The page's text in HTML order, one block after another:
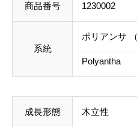
商品番号 1230002
系統
ポリアンサ （
Polyantha
成長形態 木立性